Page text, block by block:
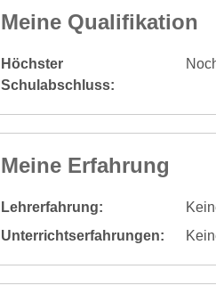
Meine Qualifikation
Höchster
Schulabschluss:
Meine Erfahrung
Lehrerfahrung:
Unterrichtserfahrungen: